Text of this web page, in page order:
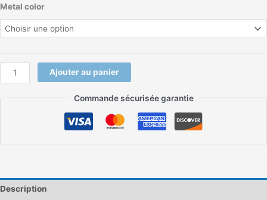
Metal color
Ajouter au panier
Commande sécurisée garantie
Description